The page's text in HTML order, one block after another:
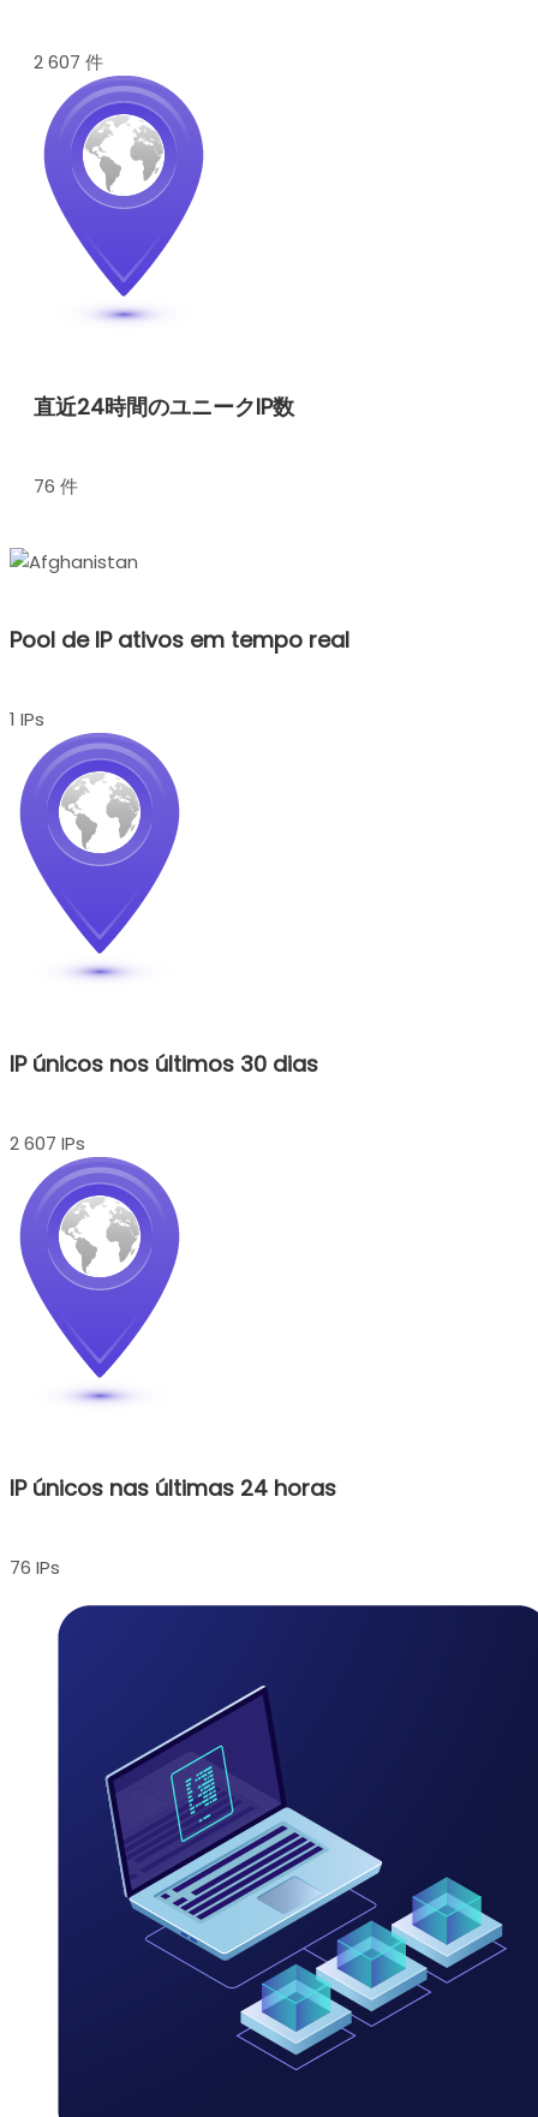
2 607 件
直近24時間のユニークIP数
76 件
Pool de IP ativos em tempo real
1 IPs
IP únicos nos últimos 30 dias
2 607 IPs
IP únicos nas últimas 24 horas
76 IPs